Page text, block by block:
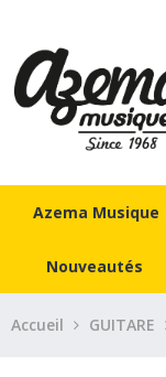
Azema Musique
Nouveautés
Accueil GUITARE